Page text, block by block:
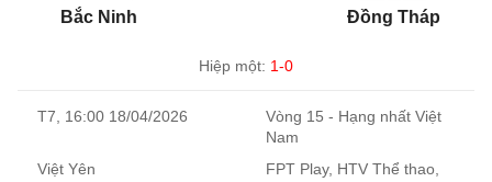
Bắc Ninh Đồng Tháp
Hiệp một: 1-0
T7, 16:00 18/04/2026
Vòng 15 - Hạng nhất Việt
Nam
Việt Yên
FPT Play, HTV Thể thao,